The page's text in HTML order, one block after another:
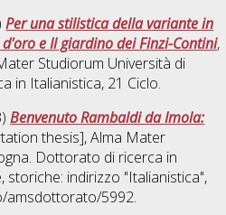
Per una stilistica della variante in
e Il giardino dei Finzi-Contini,
Studiorum Università di
in Italianistica, 21 Ciclo.
Benvenuto Rambaldi da Imola:
thesis], Alma Mater
Dottorato di ricerca in
storiche: indirizzo "Italianistica",
amsdottorato/5992.